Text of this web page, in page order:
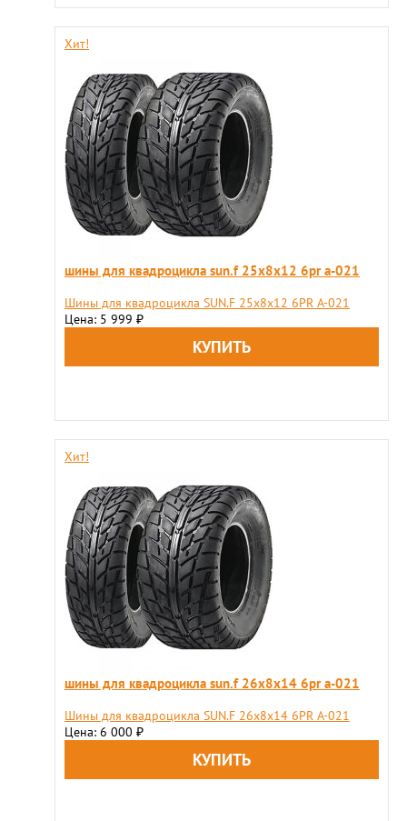
Хит!
шины для квадроцикла sun.f 25х8x12 6pr a-021
Шины для квадроцикла SUN.F 25х8х12 6PR A-021
Цена: 5 999 ₽
Хит!
шины для квадроцикла sun.f 26х8х14 6pr a-021
Шины для квадроцикла SUN.F 26х8х14 6PR A-021
Цена: 6 000 ₽